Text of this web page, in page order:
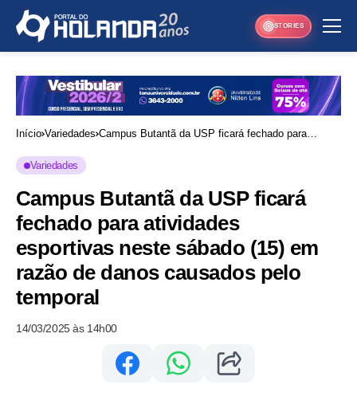
STORIES
Início Variedades Campus Butantã da USP ficará fechado para
Variedades
Campus Butantã da USP ficará
fechado para atividades
esportivas neste sábado (15) em
razão de danos causados pelo
temporal
14/03/2025 às 14h00